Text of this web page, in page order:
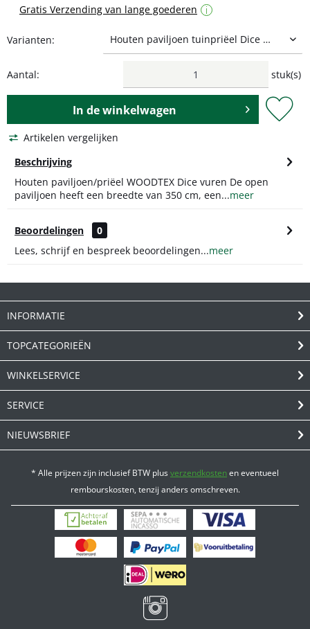
Gratis Verzending van lange goederen
i
Varianten:
Aantal: stuk(s)
In dewinkelwagen
Artikelen vergelijken
Beschrijving
Houten paviljoen/priëel WOODTEX Dice vuren De open
paviljoen heeft een breedte van 350 cm, een...meer
Beoordelingen
0
Lees, schrijf en bespreek beoordelingen...meer
INFORMATIE
TOPCATEGORIEËN
WINKELSERVICE
SERVICE
NIEUWSBRIEF
* Alle prijzen zijn inclusief BTW plusverzendkostenen eventueel
rembourskosten, tenzij anders omschreven.